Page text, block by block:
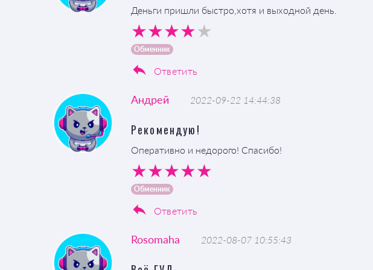
Деньги пришли быстро,хотя и выходной день.
Обменник
Ответить
Андрей 2022-09-22 14:44:38
Рекомендую!
Оперативно и недорого! Спасибо!
Обменник
Ответить
Rosomaha 2022-08-07 10:55:43